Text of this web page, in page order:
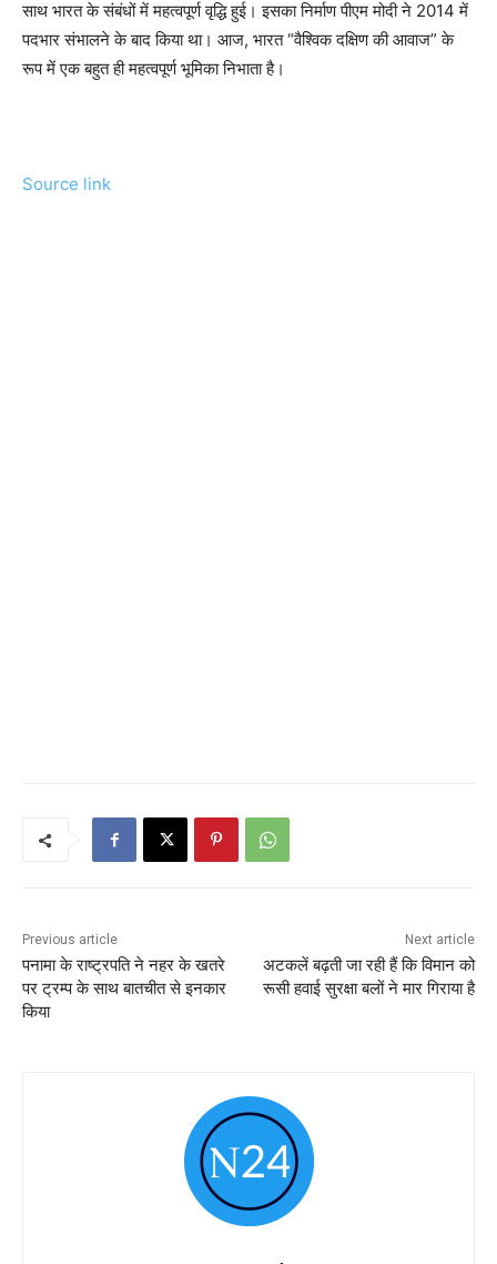
साथ भारत के संबंधों में महत्वपूर्ण वृद्धि हुई। इसका निर्माण पीएम मोदी ने 2014 में
पदभार संभालने के बाद किया था। आज, भारत “वैश्विक दक्षिण की आवाज” के
रूप में एक बहुत ही महत्वपूर्ण भूमिका निभाता है।
Source link
Previous article
पनामा के राष्ट्रपति ने नहर के खतरे
पर ट्रम्प के साथ बातचीत से इनकार
किया
Next article
अटकलें बढ़ती जा रही हैं कि विमान को
रूसी हवाई सुरक्षा बलों ने मार गिराया है